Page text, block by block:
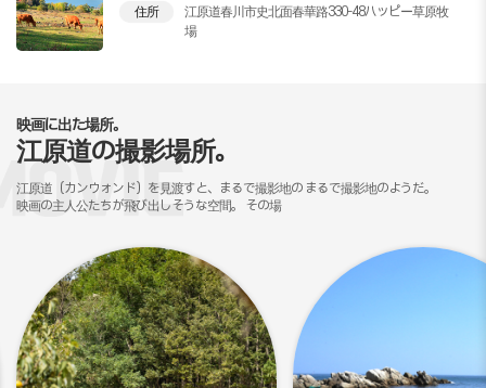
住所
江原道春川市史北面春華路330-48ハッピー草原牧
場
映画に出た場所。
江原道の撮影場所。
江原道（カンウォンド）を見渡すと、まるで撮影地の まるで撮影地のようだ。
映画の主人公たちが飛び出しそうな空間。 その場